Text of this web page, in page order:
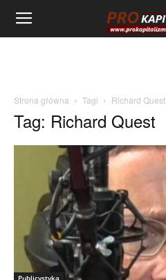
Strona główna Tagi Richard Quest
Tag: Richard Quest